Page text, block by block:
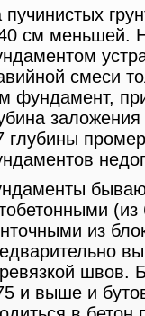
пучинистых
см меньшей.
смеси
фундамент,
глубины
из
швов.
и выше и